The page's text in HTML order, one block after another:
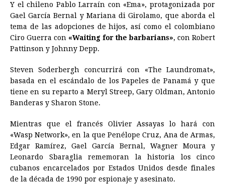
Y el chileno Pablo Larraín con «Ema», protagonizada por
Gael García Bernal y Mariana di Girolamo, que aborda el
tema de las adopciones de hijos, así como el colombiano
Ciro Guerra con «Waiting for the barbarians», con Robert
Pattinson y Johnny Depp.
Steven Soderbergh concurrirá con «The Laundromat»,
basada en el escándalo de los Papeles de Panamá y que
tiene en su reparto a Meryl Streep, Gary Oldman, Antonio
Banderas y Sharon Stone.
Mientras que el francés Olivier Assayas lo hará con
«Wasp Network», en la que Penélope Cruz, Ana de Armas,
Edgar Ramírez, Gael García Bernal, Wagner Moura y
Leonardo Sbaraglia rememoran la historia los cinco
cubanos encarcelados por Estados Unidos desde finales
de la década de 1990 por espionaje y asesinato.